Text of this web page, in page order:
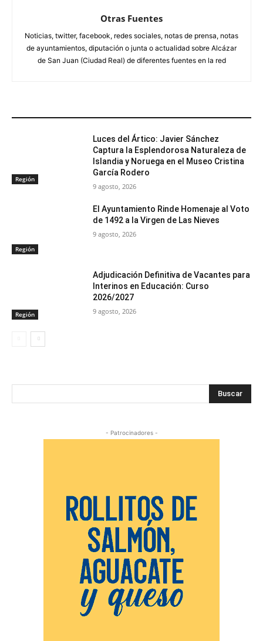
Otras Fuentes
Noticias, twitter, facebook, redes sociales, notas de prensa, notas
de ayuntamientos, diputación o junta o actualidad sobre Alcázar
de San Juan (Ciudad Real) de diferentes fuentes en la red
Región
Luces del Ártico: Javier Sánchez
Captura la Esplendorosa Naturaleza de
Islandia y Noruega en el Museo Cristina
García Rodero
9 agosto, 2026
Región
El Ayuntamiento Rinde Homenaje al Voto
de 1492 a la Virgen de Las Nieves
9 agosto, 2026
Región
Adjudicación Definitiva de Vacantes para
Interinos en Educación: Curso
2026/2027
9 agosto, 2026
Buscar
- Patrocinadores -